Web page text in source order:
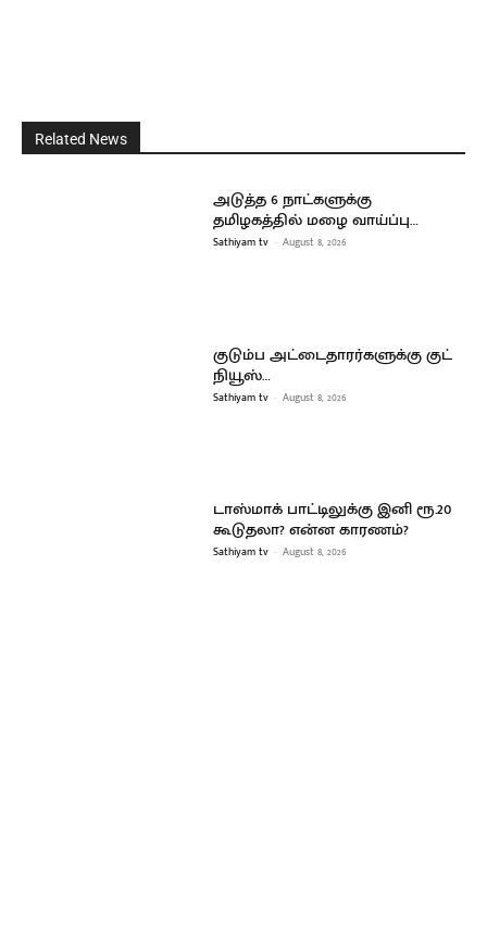
Related News
அடுத்த 6 நாட்களுக்கு
தமிழகத்தில் மழை வாய்ப்பு…
Sathiyam tv - August 8, 2026
குடும்ப அட்டைதாரர்களுக்கு குட்
நியூஸ்…
Sathiyam tv - August 8, 2026
டாஸ்மாக் பாட்டிலுக்கு இனி ரூ.20
கூடுதலா? என்ன காரணம்?
Sathiyam tv - August 8, 2026